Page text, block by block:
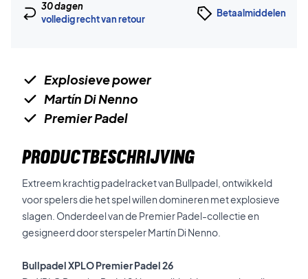
30 dagen
volledig recht van retour
Betaalmiddelen
Explosieve power
Martín Di Nenno
Premier Padel
PRODUCTBESCHRIJVING
Extreem krachtig padelracket van Bullpadel, ontwikkeld
voor spelers die het spel willen domineren met explosieve
slagen. Onderdeel van de Premier Padel-collectie en
gesigneerd door sterspeler Martín Di Nenno.
Bullpadel XPLO Premier Padel 26